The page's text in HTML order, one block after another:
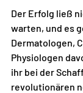
Der Erfolg ließ
warten, und es
Dermatologen,
Physiologen
ihr bei der
revolutionären